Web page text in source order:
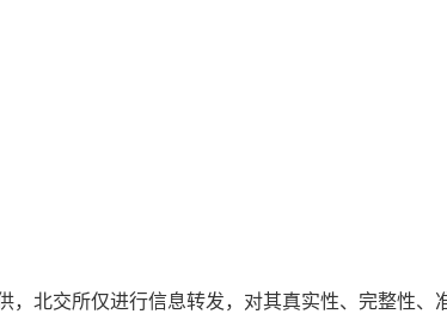
，北交所仅进行信息转发，对其真实性、完整性、